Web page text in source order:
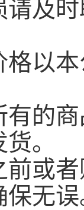
及
格以
的
。
前或
保无